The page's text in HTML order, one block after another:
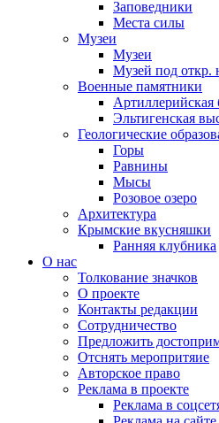
Заповедники
Места силы
Музеи
Музеи
Музей под откр.
Военные памятники
Артиллерийская
Эльтигенская
Геологические
Горы
Равнины
Мысы
Розовое озеро
Архитектура
Крымские вкусняшки
Ранняя клубника
О нас
Толкование значков
О проекте
Контакты редакции
Сотрудничество
Предложить
Отснять меропритяие
Авторское право
Реклама в проекте
Реклама в